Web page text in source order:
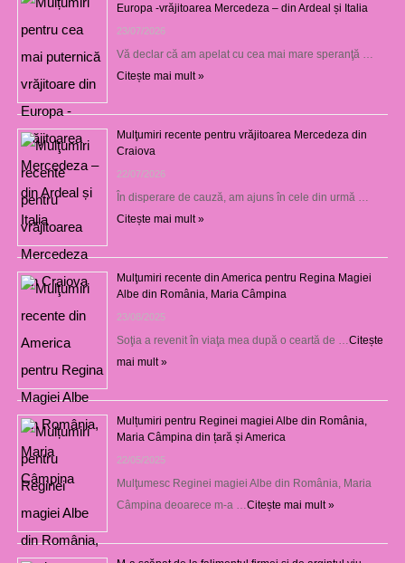
Europa -vrăjitoarea Mercedeza – din Ardeal și Italia
23/07/2026
Vă declar că am apelat cu cea mai mare speranţă …
Citește mai mult »
Mulţumiri recente pentru vrăjitoarea Mercedeza din
Craiova
22/07/2026
În disperare de cauză, am ajuns în cele din urmă …
Citește mai mult »
Mulţumiri recente din America pentru Regina Magiei
Albe din România, Maria Câmpina
23/08/2025
Soţia a revenit în viaţa mea după o ceartă de … Citește
mai mult »
Mulțumiri pentru Reginei magiei Albe din România,
Maria Câmpina din țară și America
22/05/2025
Mulţumesc Reginei magiei Albe din România, Maria
Câmpina deoarece m-a … Citește mai mult »